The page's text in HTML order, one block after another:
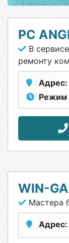
PC
В
ремонту
Адрес:
Режим
WIN-
Мастера
Адрес: